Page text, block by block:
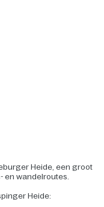
Heide, een groot
en wandelroutes.
Heide: